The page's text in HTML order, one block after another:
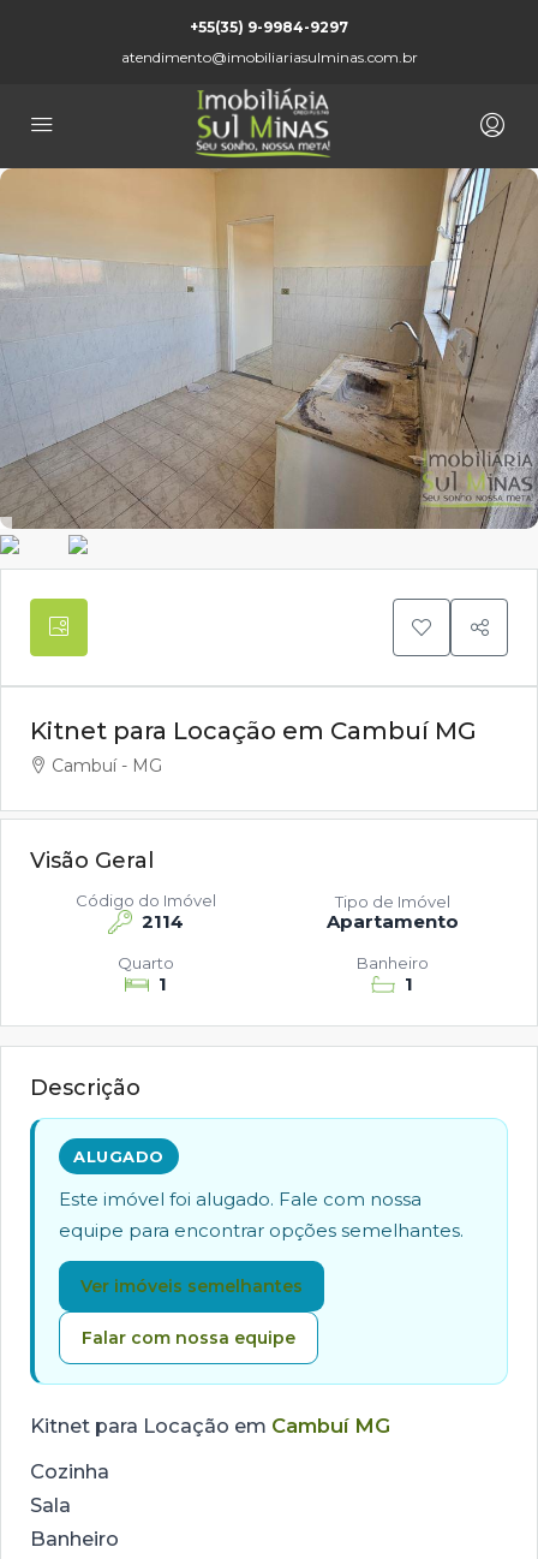
+55(35) 9-9984-9297
atendimento@imobiliariasulminas.com.br
Kitnet para Locação em Cambuí MG
Cambuí - MG
Visão Geral
2114
Código do Imóvel
Apartamento
Tipo de Imóvel
1
Quarto
1
Banheiro
Descrição
ALUGADO
Este imóvel foi alugado. Fale com nossa
equipe para encontrar opções semelhantes.
Ver imóveis semelhantes
Falar com nossa equipe
Kitnet para Locação em Cambuí MG
Cozinha
Sala
Banheiro